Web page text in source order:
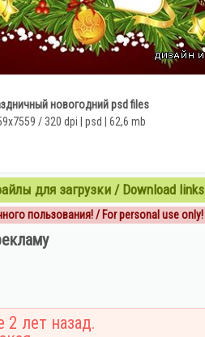
новогодний psd files
/ 320 dpi | psd | 62,6 mb
для загрузки / Download links
пользования! / For personal use only!
2 лет назад.